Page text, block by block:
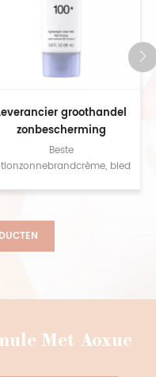
groothandel
zonbescherming
waterdichte lichtgewicht
Beste
bied
contact met ons op voor
Met Aoxue